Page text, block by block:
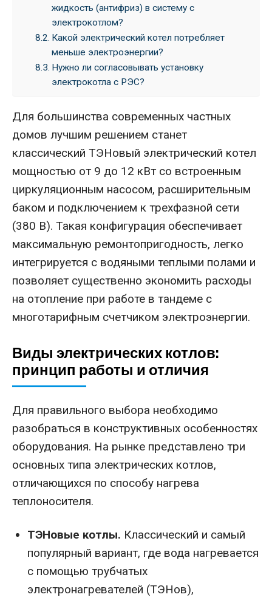
жидкость (антифриз) в систему с
электрокотлом?
Какой электрический котел потребляет
меньше электроэнергии?
Нужно ли согласовывать установку
электрокотла с РЭС?
Для большинства современных частных
домов лучшим решением станет
классический ТЭНовый электрический котел
мощностью от 9 до 12 кВт со встроенным
циркуляционным насосом, расширительным
баком и подключением к трехфазной сети
(380 В). Такая конфигурация обеспечивает
максимальную ремонтопригодность, легко
интегрируется с водяными теплыми полами и
позволяет существенно экономить расходы
на отопление при работе в тандеме с
многотарифным счетчиком электроэнергии.
Виды электрических котлов:
принцип работы и отличия
Для правильного выбора необходимо
разобраться в конструктивных особенностях
оборудования. На рынке представлено три
основных типа электрических котлов,
отличающихся по способу нагрева
теплоносителя.
ТЭНовые котлы. Классический и самый
популярный вариант, где вода нагревается
с помощью трубчатых
электронагревателей (ТЭНов),